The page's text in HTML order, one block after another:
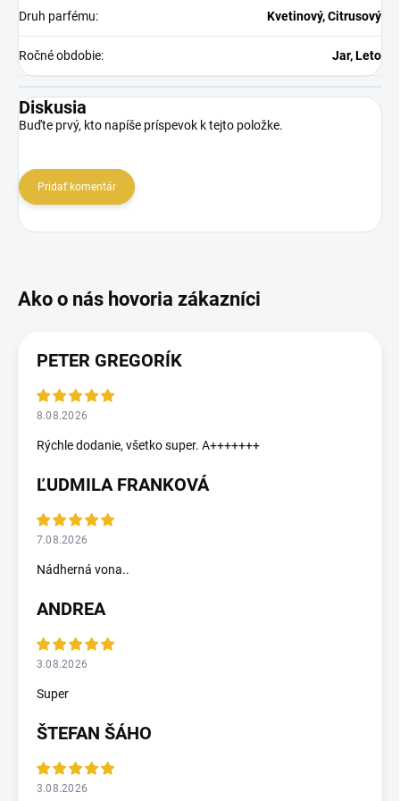
Druh parfému: Kvetinový, Citrusový
Ročné obdobie: Jar, Leto
Diskusia
Buďte prvý, kto napíše príspevok k tejto položke.
Pridať komentár
PETER GREGORÍK
8.08.2026
Rýchle dodanie, všetko super. A+++++++
ĽUDMILA FRANKOVÁ
7.08.2026
Nádherná vona..
ANDREA
3.08.2026
Super
ŠTEFAN ŠÁHO
3.08.2026